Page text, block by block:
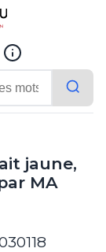
jaune,
MA